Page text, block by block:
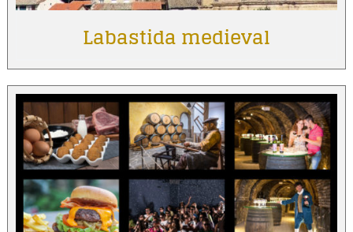
Labastida medieval